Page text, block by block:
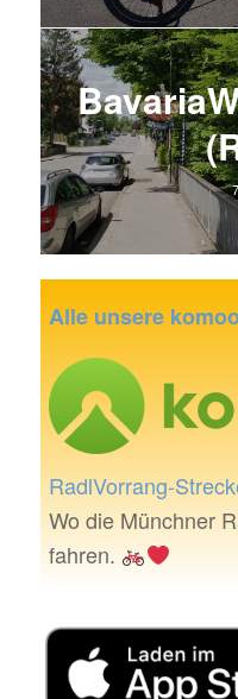
Alle unsere
RadlVorrang-
Wo die Münchner
fahren.